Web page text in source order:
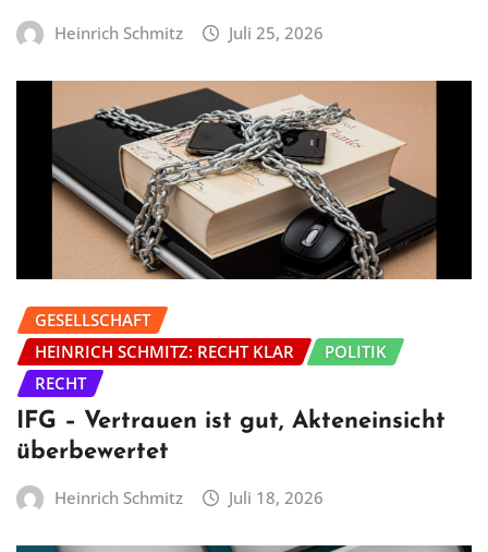
Heinrich Schmitz Juli 25, 2026
GESELLSCHAFT
HEINRICH SCHMITZ: RECHT KLAR
POLITIK
RECHT
IFG – Vertrauen ist gut, Akteneinsicht
überbewertet
Heinrich Schmitz Juli 18, 2026